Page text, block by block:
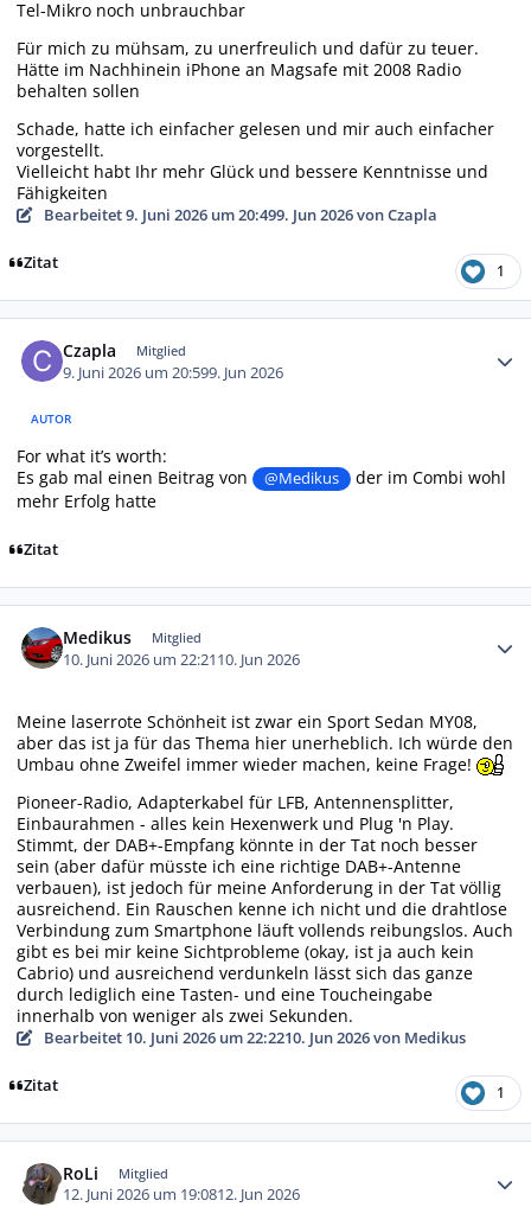
Tel-Mikro noch unbrauchbar
Für mich zu mühsam, zu unerfreulich und dafür zu teuer.
Hätte im Nachhinein iPhone an Magsafe mit 2008 Radio
behalten sollen
Schade, hatte ich einfacher gelesen und mir auch einfacher
vorgestellt.
Vielleicht habt Ihr mehr Glück und bessere Kenntnisse und
Fähigkeiten
Bearbeitet9. Juni 2026 um 20:499. Jun 2026von Czapla
Zitat 1
Czapla Mitglied
9. Juni 2026 um 20:599. Jun 2026
AUTOR
For what it’s worth:
Es gab mal einen Beitrag von
@Medikus
der im Combi wohl
mehr Erfolg hatte
Zitat
Medikus Mitglied
10. Juni 2026 um 22:2110. Jun 2026
Meine laserrote Schönheit ist zwar ein Sport Sedan MY08,
aber das ist ja für das Thema hier unerheblich. Ich würde den
Umbau ohne Zweifel immer wieder machen, keine Frage!
Pioneer-Radio, Adapterkabel für LFB, Antennensplitter,
Einbaurahmen - alles kein Hexenwerk und Plug 'n Play.
Stimmt, der DAB+-Empfang könnte in der Tat noch besser
sein (aber dafür müsste ich eine richtige DAB+-Antenne
verbauen), ist jedoch für meine Anforderung in der Tat völlig
ausreichend. Ein Rauschen kenne ich nicht und die drahtlose
Verbindung zum Smartphone läuft vollends reibungslos. Auch
gibt es bei mir keine Sichtprobleme (okay, ist ja auch kein
Cabrio) und ausreichend verdunkeln lässt sich das ganze
durch lediglich eine Tasten- und eine Toucheingabe
innerhalb von weniger als zwei Sekunden.
Bearbeitet 10. Juni 2026 um 22:2210. Jun 2026von Medikus
Zitat 1
RoLi Mitglied
12. Juni 2026 um 19:0812. Jun 2026